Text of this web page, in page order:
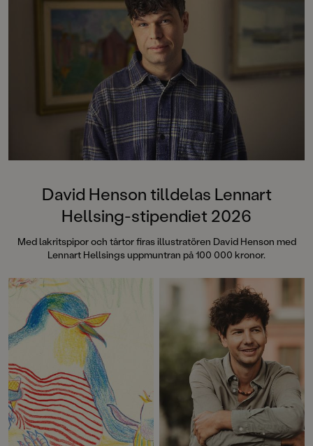
som är perfekta för de lite yngre
läsarna som vill ha böcker med
mycket bilder, men med mer text
än i den klassiska bilderboken.
David Henson tilldelas Lennart
Hellsing-stipendiet 2026
Med lakritspipor och tårtor firas illustratören David Henson med
Lennart Hellsings uppmuntran på 100 000 kronor.